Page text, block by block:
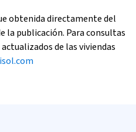
obtenida directamente del
publicación. Para consultas
de las viviendas